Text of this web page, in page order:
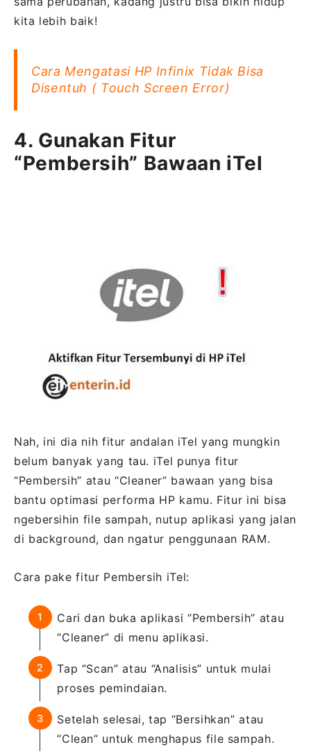
kita lebih baik!
Cara Mengatasi HP Infinix Tidak Bisa
Disentuh ( Touch Screen Error)
4. Gunakan Fitur
“Pembersih” Bawaan iTel
Nah, ini dia nih fitur andalan iTel yang mungkin
belum banyak yang tau. iTel punya fitur
“Pembersih” atau “Cleaner” bawaan yang bisa
bantu optimasi performa HP kamu. Fitur ini bisa
ngebersihin file sampah, nutup aplikasi yang jalan
di background, dan ngatur penggunaan RAM.
Cara pake fitur Pembersih iTel:
Cari dan buka aplikasi “Pembersih” atau
“Cleaner” di menu aplikasi.
Tap “Scan” atau “Analisis” untuk mulai
proses pemindaian.
Setelah selesai, tap “Bersihkan” atau
“Clean” untuk menghapus file sampah.